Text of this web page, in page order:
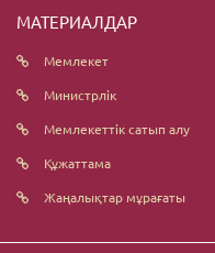
МАТЕРИАЛДАР
Мемлекет
Министрлік
Мемлекеттік сатып алу
Құжаттама
Жаңалықтар мұрағаты